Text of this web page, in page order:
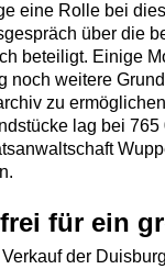
eine Rolle bei
über die
beteiligt. Einige
noch weitere
zu
lag bei
für ein
Verkauf der